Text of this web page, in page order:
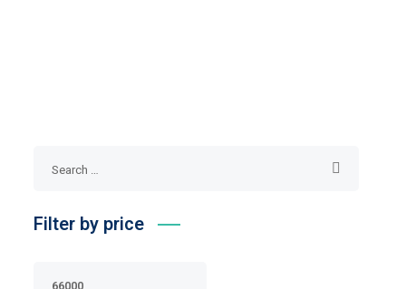
Filter by price